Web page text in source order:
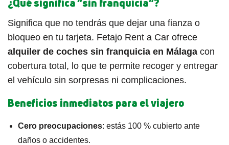
¿Qué significa “sin franquicia”?
Significa que no tendrás que dejar una fianza o
bloqueo en tu tarjeta. Fetajo Rent a Car ofrece
alquiler de coches sin franquicia en Málaga con
cobertura total, lo que te permite recoger y entregar
el vehículo sin sorpresas ni complicaciones.
Beneficios inmediatos para el viajero
Cero preocupaciones: estás 100 % cubierto ante
daños o accidentes.